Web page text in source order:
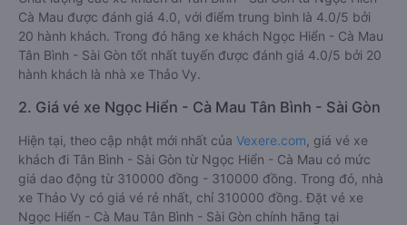
Cà Mau được đánh giá 4.0, với điểm trung bình là 4.0/5 bởi
20 hành khách. Trong đó hãng xe khách Ngọc Hiển - Cà Mau
Tân Bình - Sài Gòn tốt nhất tuyến được đánh giá 4.0/5 bởi 20
hành khách là nhà xe Thảo Vy.
2. Giá vé xe Ngọc Hiển - Cà Mau Tân Bình - Sài Gòn
Hiện tại, theo cập nhật mới nhất của Vexere.com , giá vé xe
khách đi Tân Bình - Sài Gòn từ Ngọc Hiển - Cà Mau có mức
giá dao động từ 310000 đồng - 310000 đồng. Trong đó, nhà
xe Thảo Vy có giá vé rẻ nhất, chỉ 310000 đồng. Đặt vé xe
Ngọc Hiển - Cà Mau Tân Bình - Sài Gòn chính hãng tại